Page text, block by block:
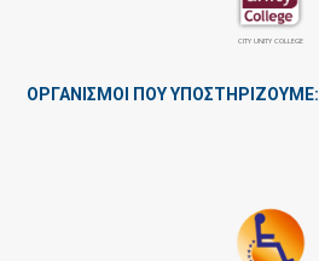
CITY UNITY COLLEGE
ΟΡΓΑΝΙΣΜΟΙ ΠΟΥ ΥΠΟΣΤΗΡΙΖΟΥΜΕ: